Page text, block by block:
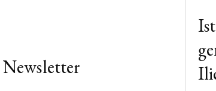
Newsletter